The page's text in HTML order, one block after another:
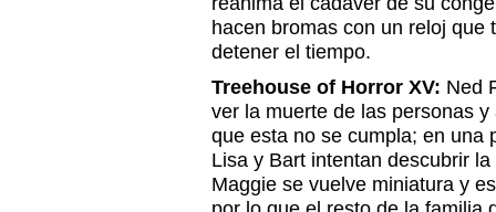
hacen bromas con un reloj
detener el tiempo.
Treehouse of Horror XV: Ned
ver la muerte de las personas
que esta no se cumpla; en una
Lisa y Bart intentan descubrir
Maggie se vuelve miniatura y